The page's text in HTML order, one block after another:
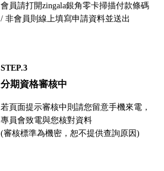
會員請打開zingala銀角零卡掃描付款條碼
/ 非會員則線上填寫申請資料並送出
STEP.3
分期資格審核中
若頁面提示審核中則請您留意手機來電，
專員會致電與您核對資料
(審核標準為機密，恕不提供查詢原因)